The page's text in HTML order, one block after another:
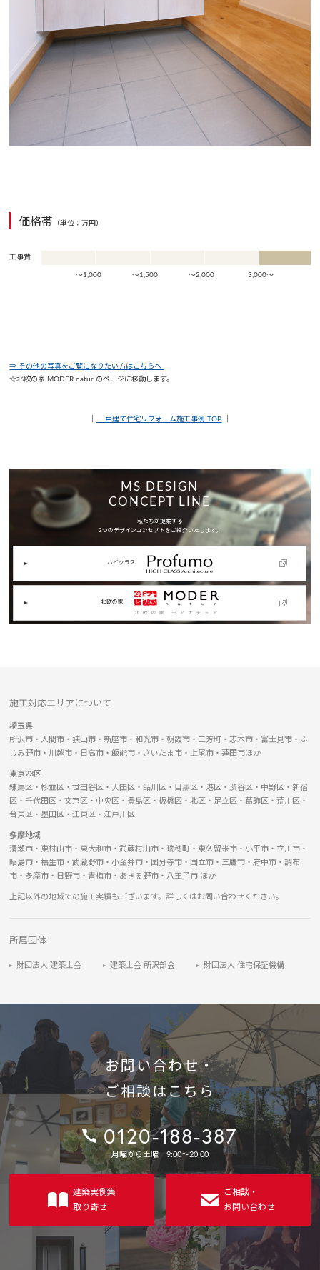
価格帯 （単位：万円）
工事費
1000万～1500
1500万～2000
2000万～3000
3000万～
～1,000 ～1,500 ～2,000 3,000～
⇒ その他の写真をご覧になりたい方はこちらへ
☆北欧の家 MODER natur のページに移動します。
一戸建て住宅リフォーム施工事例 TOP
MS DESIGN
CONCEPT LINE
私たちが提案する
2つのデザインコンセプトをご紹介いたします。
ハイクラス
北欧の家
施工対応エリアについて
埼玉県
所沢市・入間市・狭山市・新座市・和光市・朝霞市・三芳町・志木市・富士見市・ふ
じみ野市・川越市・日高市・飯能市・さいたま市・上尾市・蓮田市ほか
東京23区
練馬区・杉並区・世田谷区・大田区・品川区・目黒区・港区・渋谷区・中野区・新宿
区・千代田区・文京区・中央区・豊島区・板橋区・北区・足立区・葛飾区・荒川区・
台東区・墨田区・江東区・江戸川区
多摩地域
清瀬市・東村山市・東大和市・武蔵村山市・瑞穂町・東久留米市・小平市・立川市・
昭島市・福生市・武蔵野市・小金井市・国分寺市・国立市・三鷹市・府中市・調布
市・多摩市・日野市・青梅市・あきる野市・八王子市 ほか
上記以外の地域での施工実績もございます。詳しくはお問い合わせください。
所属団体
財団法人 建築士会 建築士会 所沢部会 財団法人 住宅保証機構
お問い合わせ・
ご相談はこちら
電
話
番
0120-188-387
月曜から土曜 9:00〜20:00
建築実例集
取り寄せ
ご相談・
お問い合わせ